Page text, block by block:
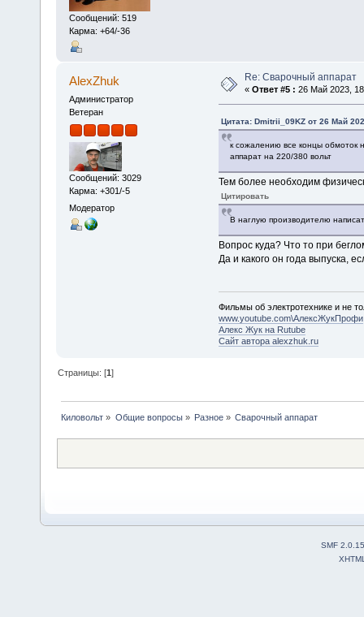
Сообщений: 519
Карма: +64/-36
AlexZhuk
Администратор
Ветеран
Сообщений: 3029
Карма: +301/-5
Модератор
Re: Сварочный аппарат
« Ответ #5 : 26 Май 2023,
Цитата: Dmitrii_09KZ от 26 Май
к сожалению все концы обмоток
аппарат на 220/380 вольт
Тем более необходим
Цитировать
В наглую производителю
Вопрос куда? Что то при
Да и какого он года выпуска,
Фильмы об электротехнике и не
www.youtube.com\АлексЖукПрофи
Алекс Жук на Rutube
Сайт автора alexzhuk.ru
Страницы: [1]
Киловольт » Общие вопросы» Разное» Сварочный аппарат
SMF 2.0.15